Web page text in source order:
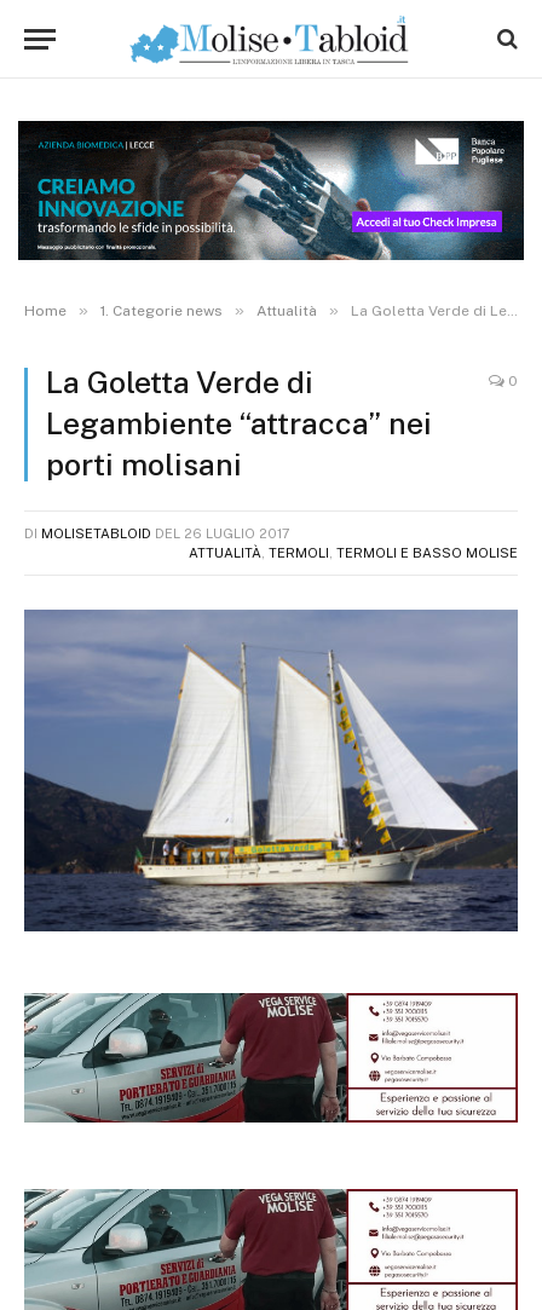
Home » 1. Categorie news » Attualità » La Goletta Verde di Legambiente “attracca” nei porti molisani
La Goletta Verde di
Legambiente “attracca” nei
porti molisani
0
DI MOLISETABLOID DEL 26 LUGLIO 2017
ATTUALITÀ TERMOLI TERMOLI E BASSO MOLISE